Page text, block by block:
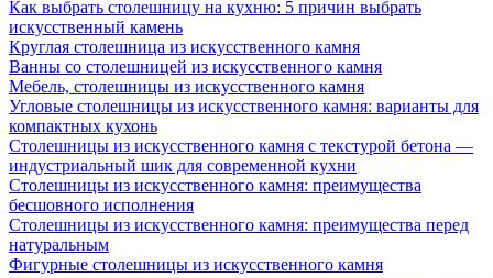
Как выбрать столешницу на кухню: 5 причин выбрать
искусственный камень
Круглая столешница из искусственного камня
Ванны со столешницей из искусственного камня
Мебель, столешницы из искусственного камня
Угловые столешницы из искусственного камня: варианты для
компактных кухонь
Столешницы из искусственного камня с текстурой бетона —
индустриальный шик для современной кухни
Столешницы из искусственного камня: преимущества
бесшовного исполнения
Столешницы из искусственного камня: преимущества перед
натуральным
Фигурные столешницы из искусственного камня